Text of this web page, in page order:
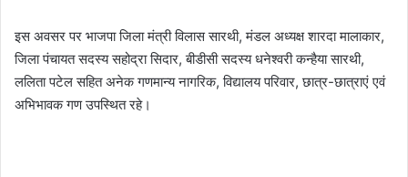
इस अवसर पर भाजपा जिला मंत्री विलास सारथी, मंडल अध्यक्ष शारदा मालाकार,
जिला पंचायत सदस्य सहोद्रा सिदार, बीडीसी सदस्य धनेश्वरी कन्हैया सारथी,
ललिता पटेल सहित अनेक गणमान्य नागरिक, विद्यालय परिवार, छात्र-छात्राएं एवं
अभिभावक गण उपस्थित रहे।